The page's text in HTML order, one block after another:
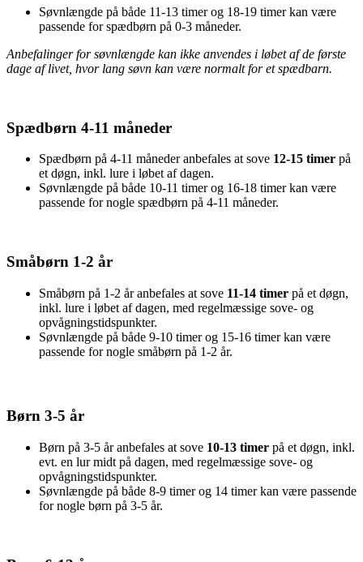
Søvnlængde på både 11-13 timer og 18-19 timer kan være
passende for spædbørn på 0-3 måneder.
Anbefalinger for søvnlængde kan ikke anvendes i løbet af de første
dage af livet, hvor lang søvn kan være normalt for et spædbarn.
Spædbørn 4-11 måneder
Spædbørn på 4-11 måneder anbefales at sove 12-15 timer på
et døgn, inkl. lure i løbet af dagen.
Søvnlængde på både 10-11 timer og 16-18 timer kan være
passende for nogle spædbørn på 4-11 måneder.
Småbørn 1-2 år
Småbørn på 1-2 år anbefales at sove 11-14 timer på et døgn,
inkl. lure i løbet af dagen, med regelmæssige sove- og
opvågningstidspunkter.
Søvnlængde på både 9-10 timer og 15-16 timer kan være
passende for nogle småbørn på 1-2 år.
Børn 3-5 år
Børn på 3-5 år anbefales at sove 10-13 timer på et døgn, inkl.
evt. en lur midt på dagen, med regelmæssige sove- og
opvågningstidspunkter.
Søvnlængde på både 8-9 timer og 14 timer kan være passende
for nogle børn på 3-5 år.